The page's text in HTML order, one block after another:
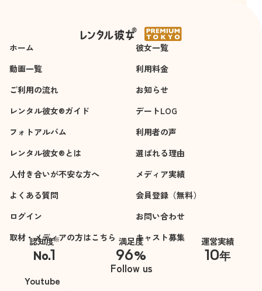
て嬉しかったです。
仕事や趣味の話を親
身に聞いてくれて、
思いやりの気持ちを
とても感じました。
話す内容がなくなっ
たらどうしようと心
配していたのが嘘み
たいに、あっという
間に時間が過ぎまし
た。
楽しい時間をありが
とうございました。
またデートしたいと
思っています。
ホーム
彼女一覧
動画一覧
利用料金
ご利用の流れ
お知らせ
レンタル彼女®ガイド
デートLOG
フォトアルバム
利用者の声
レンタル彼女®とは
選ばれる理由
人付き合いが不安な方へ
メディア実績
よくある質問
会員登録（無料）
ログイン
お問い合わせ
取材・メディアの方はこちら
キャスト募集
認知度※
No.1
※自社調べ
満足度
96%
運営実績
10年
Follow us
Youtube